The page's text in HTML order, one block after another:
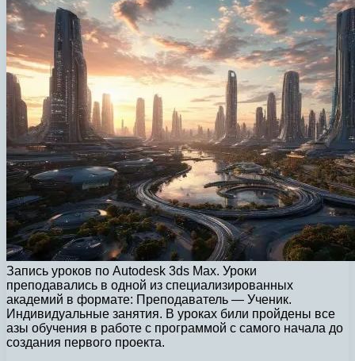
Запись уроков по Autodesk 3ds Max. Уроки
преподавались в одной из специализированных
академий в формате: Преподаватель — Ученик.
Индивидуальные занятия. В уроках били пройдены все
азы обучения в работе с программой с самого начала до
создания первого проекта.